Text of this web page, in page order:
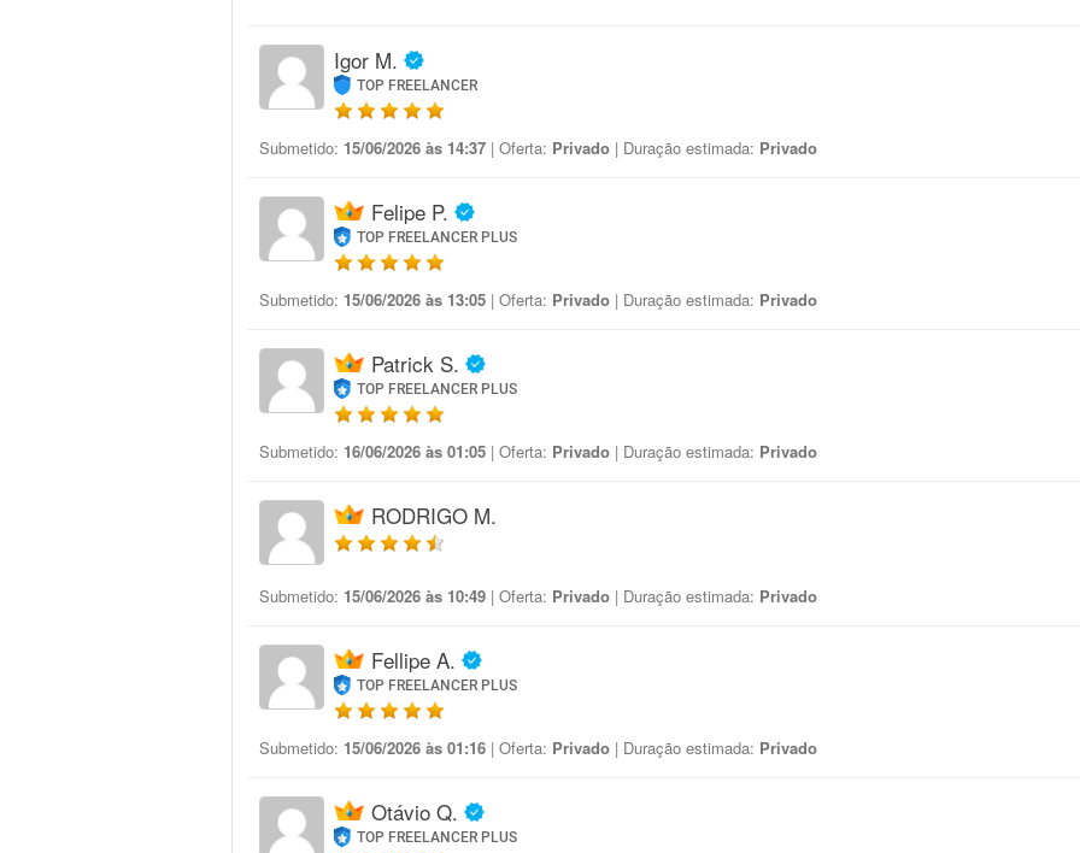
Igor M.
TOP FREELANCER
Submetido: 15/06/2026 às 14:37 | Oferta: Privado | Duração estimada: Privado
Felipe P.
TOP FREELANCER PLUS
Submetido: 15/06/2026 às 13:05 | Oferta: Privado | Duração estimada: Privado
Patrick S.
TOP FREELANCER PLUS
Submetido: 16/06/2026 às 01:05 | Oferta: Privado | Duração estimada: Privado
RODRIGO M.
Submetido: 15/06/2026 às 10:49 | Oferta: Privado | Duração estimada: Privado
Fellipe A.
TOP FREELANCER PLUS
Submetido: 15/06/2026 às 01:16 | Oferta: Privado | Duração estimada: Privado
Otávio Q.
TOP FREELANCER PLUS